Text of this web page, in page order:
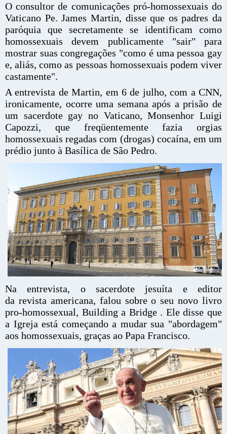
O consultor de comunicações pró-homossexuais do
Vaticano Pe. James Martin, disse que os padres da
paróquia que secretamente se identificam como
homossexuais devem publicamente "sair" para
mostrar suas congregações "como é uma pessoa gay
e, aliás, como as pessoas homossexuais podem viver
castamente".
A entrevista de Martin, em 6 de julho, com a CNN,
ironicamente, ocorre uma semana após a prisão de
um sacerdote gay no Vaticano, Monsenhor Luigi
Capozzi, que freqüentemente fazia orgias
homossexuais regadas com (drogas) cocaína, em um
prédio junto à Basílica de São Pedro.
Na entrevista, o sacerdote jesuíta e editor
da revista americana, falou sobre o seu novo livro
pro-homossexual, Building a Bridge . Ele disse que
a Igreja está começando a mudar sua "abordagem"
aos homossexuais, graças ao Papa Francisco.